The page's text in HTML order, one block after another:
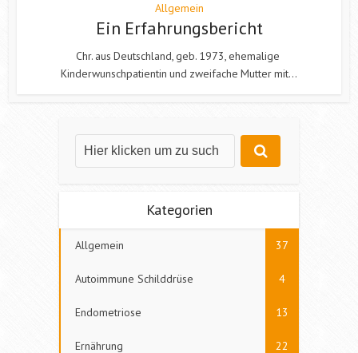
Allgemein
Ein Erfahrungsbericht
Chr. aus Deutschland, geb. 1973, ehemalige
Kinderwunschpatientin und zweifache Mutter mit...
Kategorien
Allgemein 37
Autoimmune Schilddrüse 4
Endometriose 13
Ernährung 22